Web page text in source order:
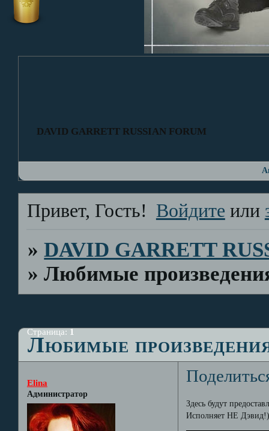
DAVID GARRETT RUSSIAN FORUM
Привет, Гость! Войдите или
»DAVID GARRETT
»Любимые
Любимые
Страница:1
Elina
Администратор
Здесь будут
Исполняет НЕ